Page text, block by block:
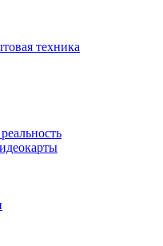
техника